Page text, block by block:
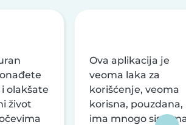
olakšate
život
Ova aplikacija je
veoma laka za
korišćenje, veoma
korisna, pouzdana,
ima mnogo